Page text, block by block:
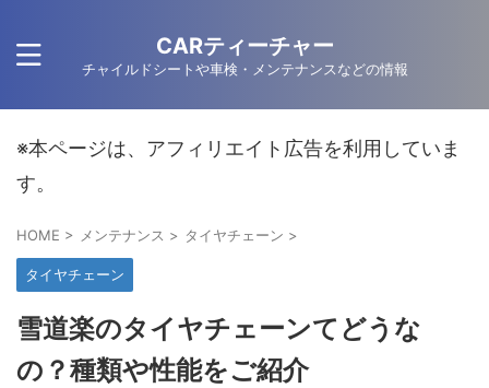
CARティーチャー
チャイルドシートや車検・メンテナンスなどの情報
※本ページは、アフィリエイト広告を利用していま
す。
HOME > メンテナンス > タイヤチェーン >
タイヤチェーン
雪道楽のタイヤチェーンてどうな
の？種類や性能をご紹介